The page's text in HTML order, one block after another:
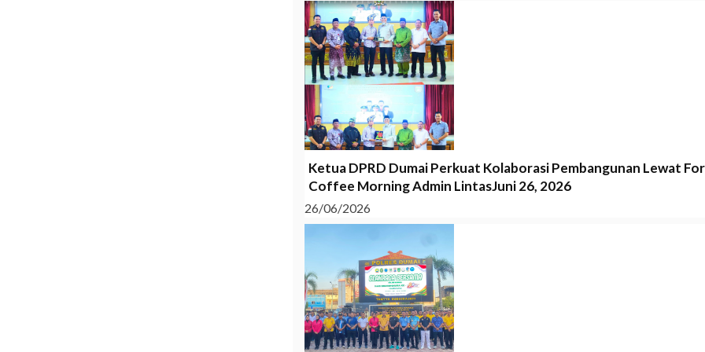
Ketua DPRD Dumai Perkuat Kolaborasi Pembangunan Lewat
Coffee Morning Admin LintasJuni 26, 2026
26/06/2026